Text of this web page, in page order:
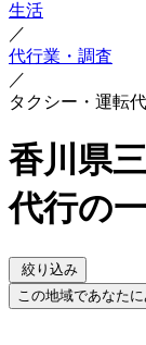
生活
／
代行業・調査
／
タクシー・運転
香川県
代行の
絞り込み
この地域であなた